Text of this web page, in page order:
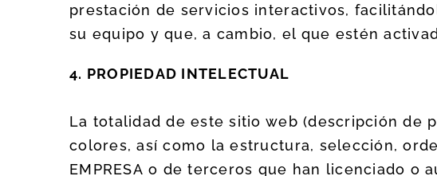
prestación de servicios interactivos,
su equipo y que, a cambio, el que estén
4. PROPIEDAD INTELECTUAL
La totalidad de este sitio web (descripción de
colores, así como la estructura, selección,
EMPRESA o de terceros que han licenciado o